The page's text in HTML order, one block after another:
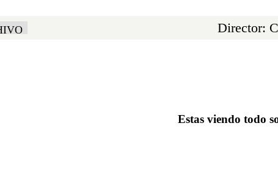
Director:
Estas viendo todo